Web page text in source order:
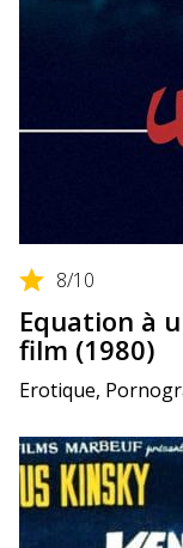
8/10
Equation à
film (1980)
Erotique,